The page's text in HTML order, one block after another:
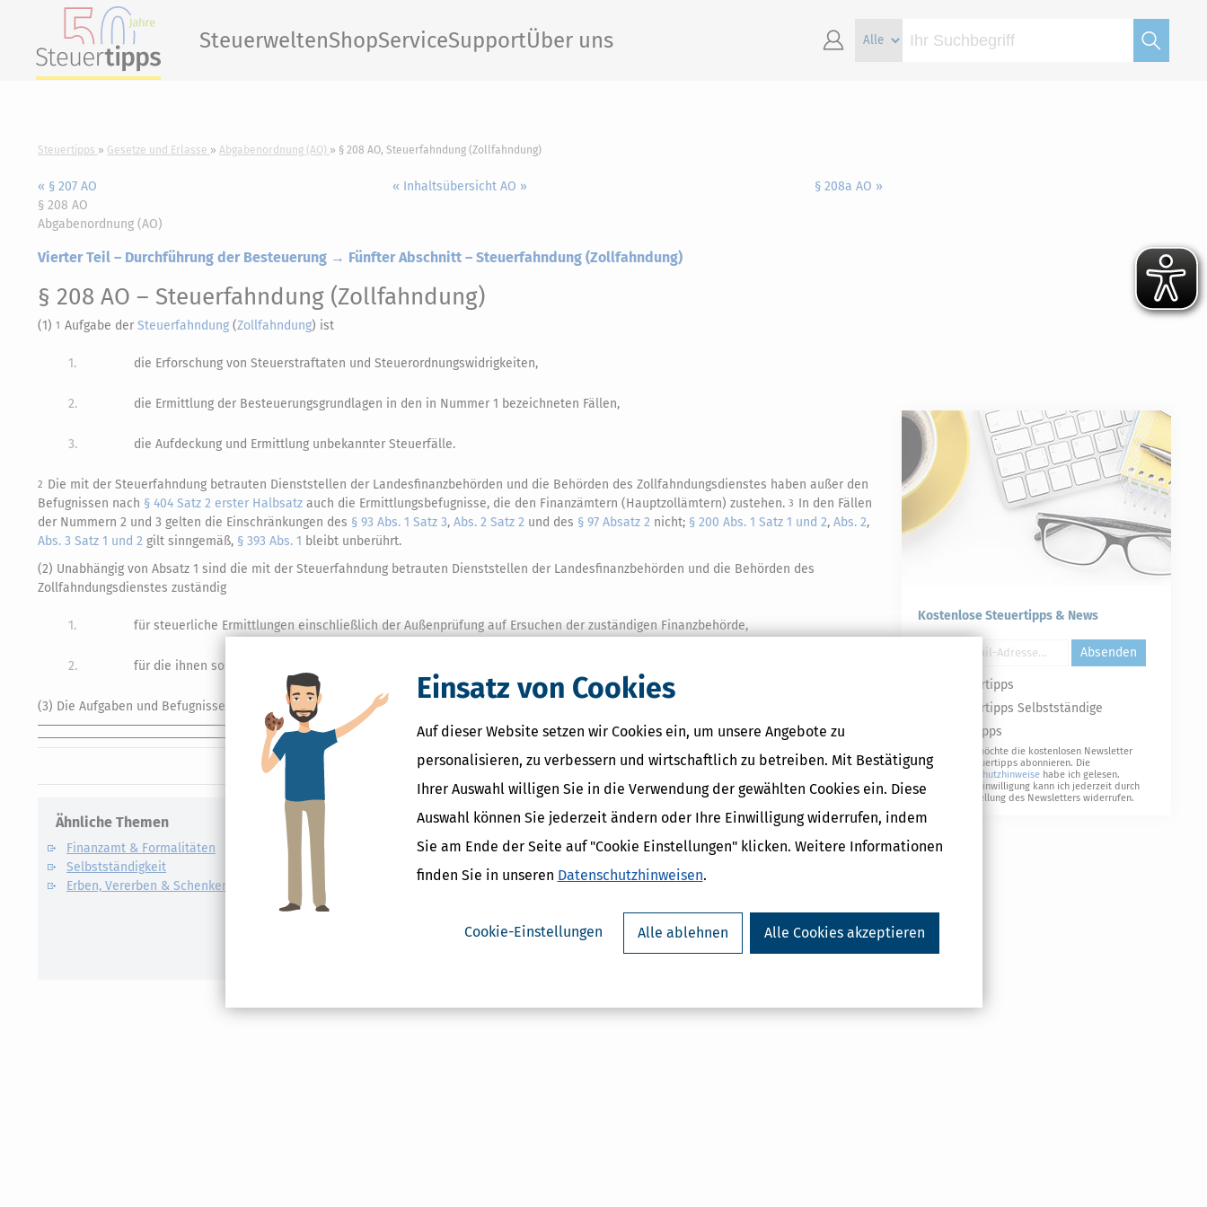
Einsatz von Cookies
Auf dieser Website setzen wir Cookies ein, um unsere Angebote zu
personalisieren, zu verbessern und wirtschaftlich zu betreiben. Mit Bestätigung
Ihrer Auswahl willigen Sie in die Verwendung der gewählten Cookies ein. Diese
Auswahl können Sie jederzeit ändern oder Ihre Einwilligung widerrufen, indem
Sie am Ende der Seite auf "Cookie Einstellungen" klicken. Weitere Informationen
finden Sie in unseren Datenschutzhinweisen.
Cookie-Einstellungen Alle ablehnen Alle Cookies akzeptieren
SteuerweltenShopServiceSupportÜber uns
Steuertipps Gesetze und Erlasse Abgabenordnung (AO) § 208 AO, Steuerfahndung (Zollfahndung)
« § 207 AO « Inhaltsübersicht AO »
§ 208a AO »
§ 208 AO
Abgabenordnung (AO)
Vierter Teil – Durchführung der Besteuerung → Fünfter Abschnitt – Steuerfahndung (Zollfahndung)
§ 208 AO – Steuerfahndung (Zollfahndung)
(1) 1 Aufgabe der Steuerfahndung (Zollfahndung) ist
1. die Erforschung von Steuerstraftaten und Steuerordnungswidrigkeiten,
2. die Ermittlung der Besteuerungsgrundlagen in den in Nummer 1 bezeichneten Fällen,
3. die Aufdeckung und Ermittlung unbekannter Steuerfälle.
2 Die mit der Steuerfahndung betrauten Dienststellen der Landesfinanzbehörden und die Behörden des Zollfahndungsdienstes haben außer den
Befugnissen nach § 404 Satz 2 erster Halbsatz auch die Ermittlungsbefugnisse, die den Finanzämtern (Hauptzollämtern) zustehen. 3 In den Fällen
der Nummern 2 und 3 gelten die Einschränkungen des § 93 Abs. 1 Satz 3, Abs. 2 Satz 2 und des § 97 Absatz 2 nicht; § 200 Abs. 1 Satz 1 und 2, Abs. 2,
Abs. 3 Satz 1 und 2 gilt sinngemäß, § 393 Abs. 1 bleibt unberührt.
(2) Unabhängig von Absatz 1 sind die mit der Steuerfahndung betrauten Dienststellen der Landesfinanzbehörden und die Behörden des
Zollfahndungsdienstes zuständig
1. für steuerliche Ermittlungen einschließlich der Außenprüfung auf Ersuchen der zuständigen Finanzbehörde,
2. für die ihnen sonst im Rahmen der Zuständigkeit der
(3) Die Aufgaben und Befugnisse der Finanzämter (Hauptzollämter) bleiben unberührt.
Ähnliche Themen
Finanzamt & Formalitäten
Selbstständigkeit
Erben, Vererben & Schenken
Verwandte Lexikon-Begriffe
Kapitalertragsteuer Freibetrag -
Definition und Erklärung
Kostenlose Steuertipps & News
Absenden
Steuertipps
Steuertipps Selbstständige
Geldtipps
Ja, ich möchte die kostenlosen Newsletter
von Steuertipps abonnieren. Die
Datenschutzhinweise habe ich gelesen.
Meine Einwilligung kann ich jederzeit durch
Abbestellung des Newsletters widerrufen.